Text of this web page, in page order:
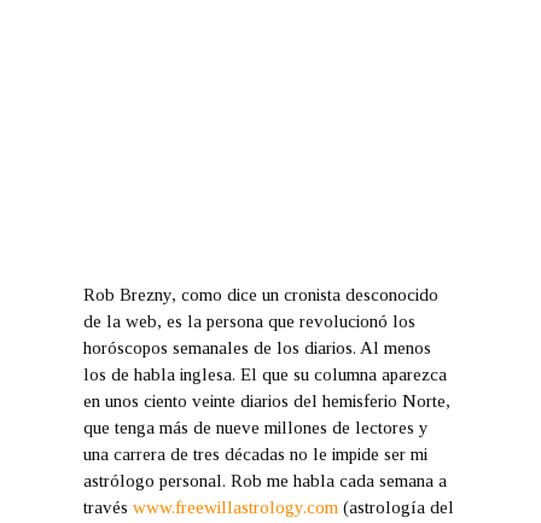
Rob Brezny, como dice un cronista desconocido
de la web, es la persona que revolucionó los
horóscopos semanales de los diarios. Al menos
los de habla inglesa. El que su columna aparezca
en unos ciento veinte diarios del hemisferio Norte,
que tenga más de nueve millones de lectores y
una carrera de tres décadas no le impide ser mi
astrólogo personal. Rob me habla cada semana a
través www.freewillastrology.com (astrología del